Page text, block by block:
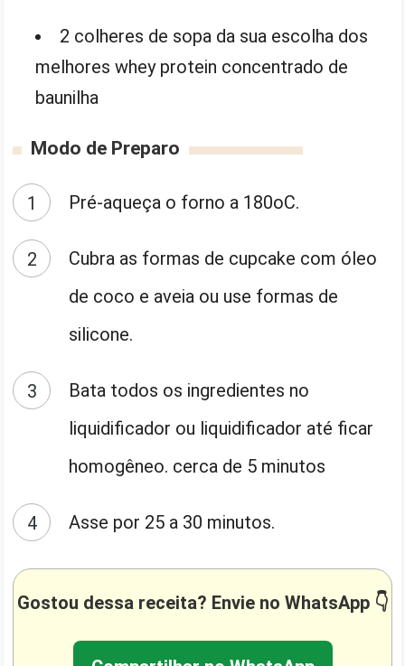
2 colheres de sopa da sua escolha dos
melhores whey protein concentrado de
baunilha
Modo de Preparo
Pré-aqueça o forno a 180oC.
Cubra as formas de cupcake com óleo
de coco e aveia ou use formas de
silicone.
Bata todos os ingredientes no
liquidificador ou liquidificador até ficar
homogêneo. cerca de 5 minutos
Asse por 25 a 30 minutos.
Gostou dessa receita? Envie no WhatsApp 👇